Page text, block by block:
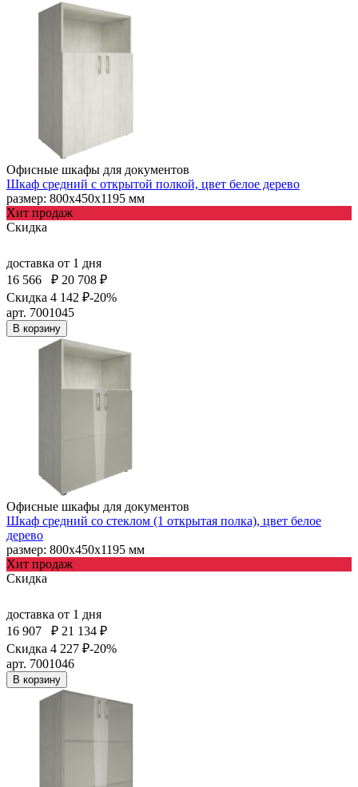
Офисные шкафы для документов
Шкаф средний с открытой полкой, цвет белое дерево
размер: 800х450х1195 мм
Хит продаж
Скидка
доставка от 1 дня
16 566
₽ 20 708 ₽
Скидка 4 142 ₽-20%
арт. 7001045
В корзину
Офисные шкафы для документов
Шкаф средний со стеклом (1 открытая полка), цвет белое
дерево
размер: 800х450х1195 мм
Хит продаж
Скидка
доставка от 1 дня
16 907
₽ 21 134 ₽
Скидка 4 227 ₽-20%
арт. 7001046
В корзину